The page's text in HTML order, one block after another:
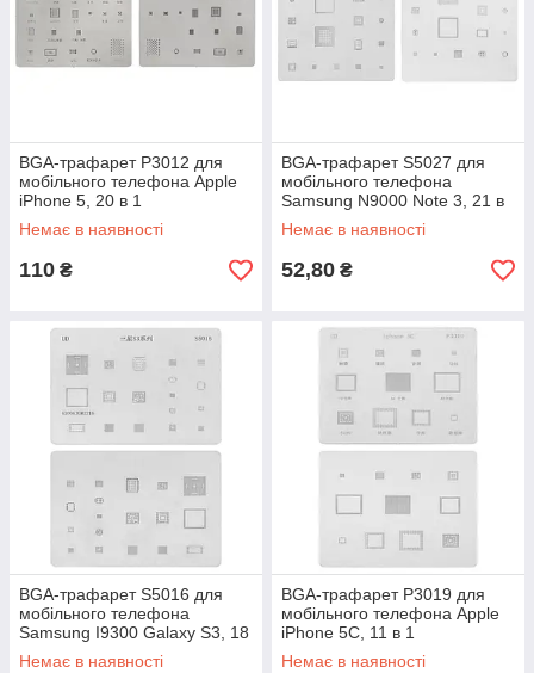
BGA-трафарет P3012 для
мобільного телефона Apple
iPhone 5, 20 в 1
Немає в наявності
110 ₴
BGA-трафарет S5027 для
мобільного телефона
Samsung N9000 Note 3, 21 в
1
Немає в наявності
52,80 ₴
BGA-трафарет S5016 для
мобільного телефона
Samsung I9300 Galaxy S3, 18
в 1
Немає в наявності
BGA-трафарет P3019 для
мобільного телефона Apple
iPhone 5C, 11 в 1
Немає в наявності